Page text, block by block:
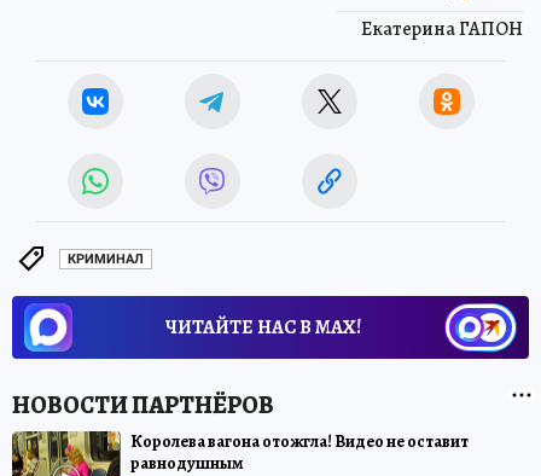
Екатерина ГАПОН
КРИМИНАЛ
ЧИТАЙТЕ НАС В МАХ!
Королева вагона отожгла! Видео не оставит
равнодушным